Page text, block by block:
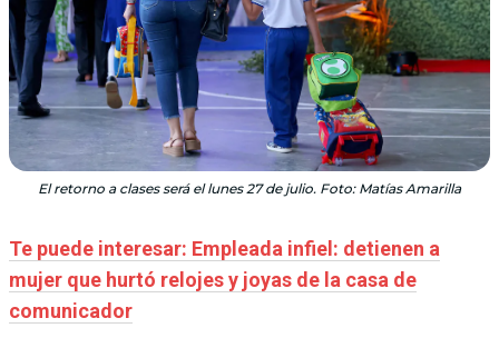
El retorno a clases será el lunes 27 de julio. Foto: Matías Amarilla
Te puede interesar: Empleada infiel: detienen a
mujer que hurtó relojes y joyas de la casa de
comunicador